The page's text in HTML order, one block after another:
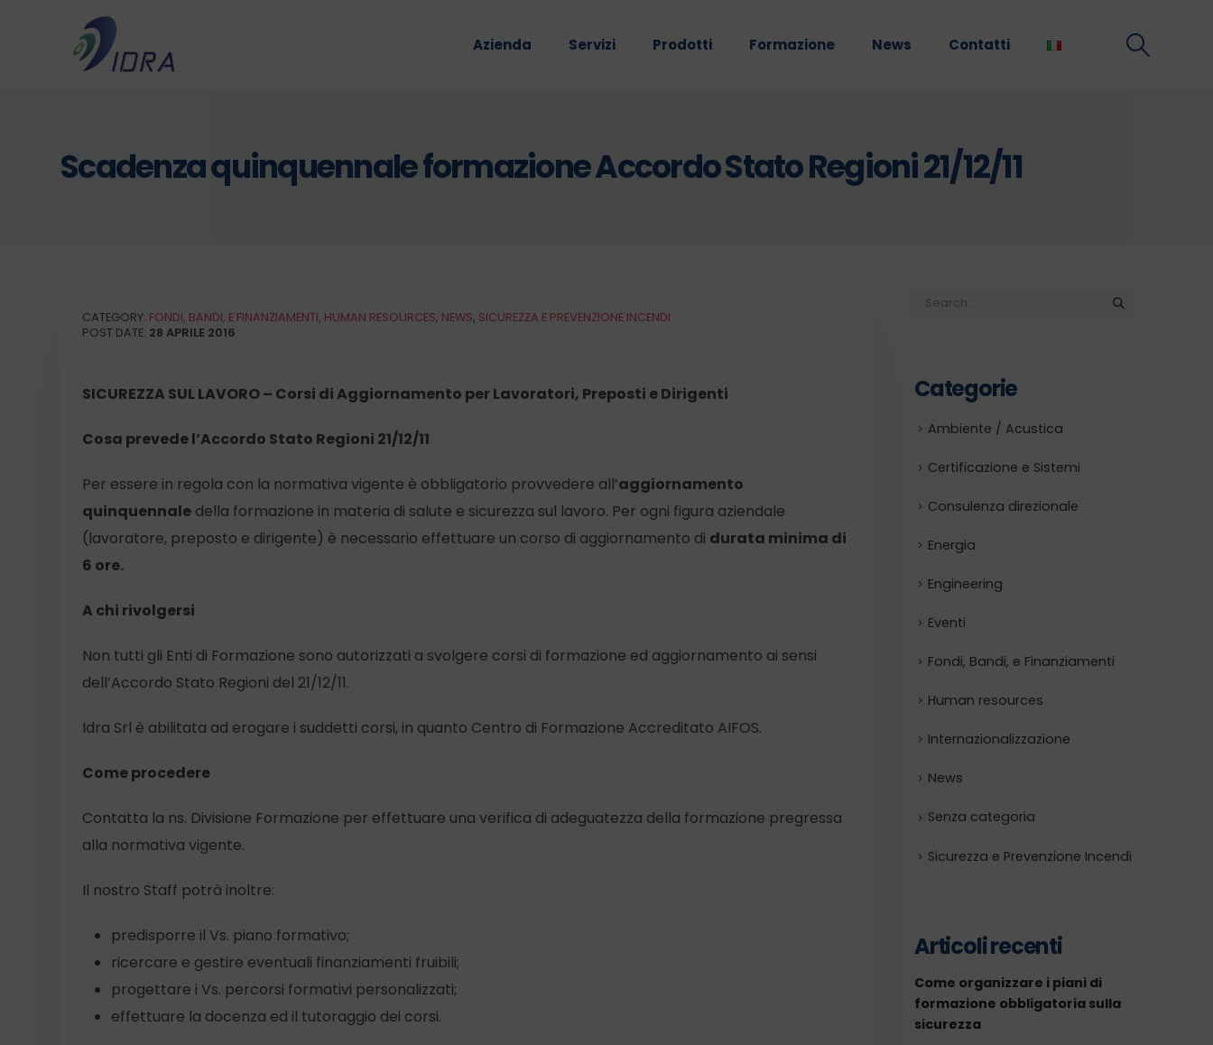
Azienda Servizi Prodotti Formazione News Contatti
Scadenza quinquennale formazione Accordo Stato Regioni 21/12/11
CATEGORY: FONDI, BANDI, E FINANZIAMENTI, HUMAN RESOURCES, NEWS, SICUREZZA E PREVENZIONE INCENDI
POST DATE: 28 APRILE 2016
SICUREZZA SUL LAVORO – Corsi di Aggiornamento per Lavoratori, Preposti e Dirigenti
Cosa prevede l’Accordo Stato Regioni 21/12/11
Per essere in regola con la normativa vigente è obbligatorio provvedere all’aggiornamento
quinquennale della formazione in materia di salute e sicurezza sul lavoro. Per ogni figura aziendale
(lavoratore, preposto e dirigente) è necessario effettuare un corso di aggiornamento di durata minima di
6 ore.
A chi rivolgersi
Non tutti gli Enti di Formazione sono autorizzati a svolgere corsi di formazione ed aggiornamento ai sensi
dell’Accordo Stato Regioni del 21/12/11.
Idra Srl è abilitata ad erogare i suddetti corsi, in quanto Centro di Formazione Accreditato AIFOS.
Come procedere
Contatta la ns. Divisione Formazione per effettuare una verifica di adeguatezza della formazione pregressa
alla normativa vigente.
Il nostro Staff potrà inoltre:
predisporre il Vs. piano formativo;
ricercare e gestire eventuali finanziamenti fruibili;
progettare i Vs. percorsi formativi personalizzati;
effettuare la docenza ed il tutoraggio dei corsi.
Categorie
Ambiente / Acustica
Certificazione e Sistemi
Consulenza direzionale
Energia
Engineering
Eventi
Fondi, Bandi, e Finanziamenti
Human resources
Internazionalizzazione
News
Senza categoria
Sicurezza e Prevenzione Incendi
Articoli recenti
Come organizzare i piani di
formazione obbligatoria sulla
sicurezza